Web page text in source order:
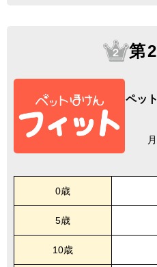
第
ペッ
0歳
5歳
10歳